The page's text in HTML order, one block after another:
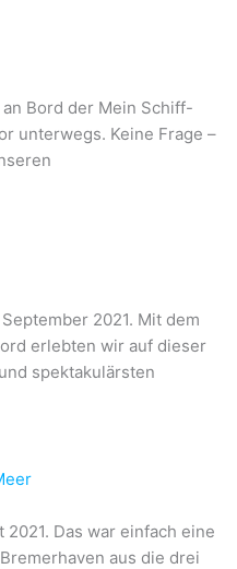
Bord der Mein Schiff-
unterwegs. Keine Frage –
2021. Mit dem
erlebten wir auf dieser
spektakulärsten
2021. Das war einfach eine
aus die drei